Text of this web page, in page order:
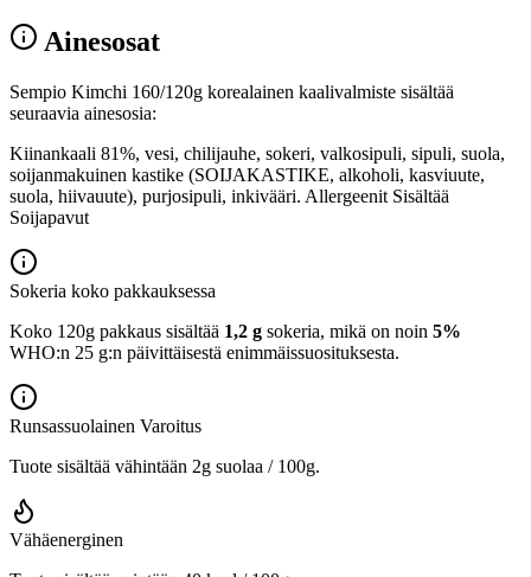
Ainesosat
Sempio Kimchi 160/120g korealainen kaalivalmiste sisältää
seuraavia ainesosia:
Kiinankaali 81%, vesi, chilijauhe, sokeri, valkosipuli, sipuli, suola,
soijanmakuinen kastike (SOIJAKASTIKE, alkoholi, kasviuute,
suola, hiivauute), purjosipuli, inkivääri. Allergeenit Sisältää
Soijapavut
Sokeria koko pakkauksessa
Koko 120g pakkaus sisältää 1,2 g sokeria, mikä on noin 5%
WHO:n 25 g:n päivittäisestä enimmäissuosituksesta.
Runsassuolainen Varoitus
Tuote sisältää vähintään 2g suolaa / 100g.
Vähäenerginen